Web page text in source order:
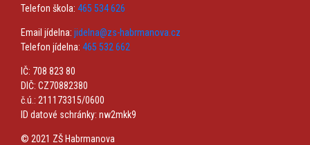
Telefon škola: 465 534 626
Email jídelna: jidelna@zs-habrmanova.cz
Telefon jídelna: 465 532 662
IČ: 708 823 80
DIČ: CZ70882380
č.ú.: 211173315/0600
ID datové schránky: nw2mkk9
© 2021 ZŠ Habrmanova